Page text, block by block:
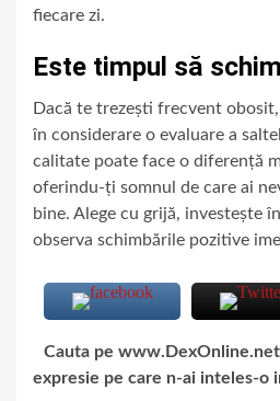
fiecare zi.
Este timpul să
Dacă te trezești frecvent
în considerare o evaluare a
calitate poate face o diferență
oferindu-ți somnul de care ai
bine. Alege cu grijă, investește
observa schimbările pozitive
Cauta pe
expresie pe care n-ai inteles-o